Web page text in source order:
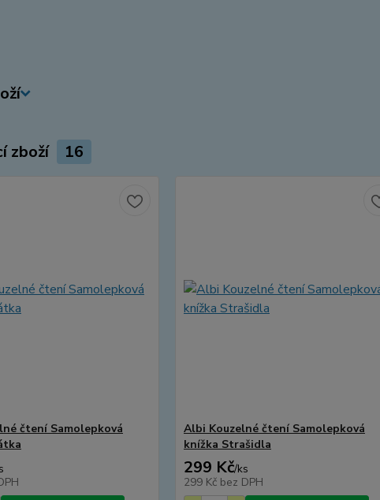
zboží 16
čtení Samolepková
Albi Kouzelné čtení Samolepková
knížka Strašidla
299 Kč/ks
299 Kč bez DPH